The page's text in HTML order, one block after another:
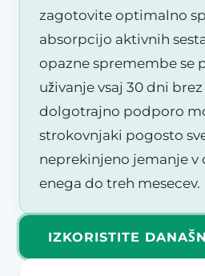
zagotovite optimalno
absorpcijo aktivnih
opazne spremembe se
uživanje vsaj 30 dni
dolgotrajno podporo
strokovnjaki pogosto
neprekinjeno jemanje v
enega do treh mesecev.
IZKORISTITE